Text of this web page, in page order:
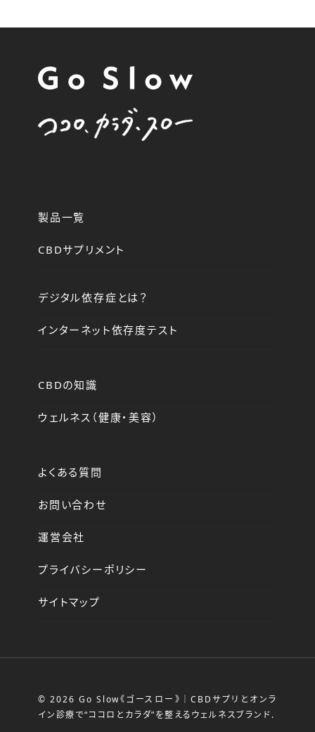
製品一覧
CBDサプリメント
デジタル依存症とは？
インターネット依存度テスト
CBDの知識
ウェルネス（健康・美容）
よくある質問
お問い合わせ
運営会社
プライバシーポリシー
サイトマップ
© 2026 Go Slow《ゴースロー》｜CBDサプリとオンラ
イン診療で“ココロとカラダ”を整えるウェルネスブランド.